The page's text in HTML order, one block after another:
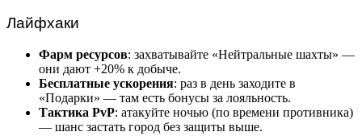
Лайфхаки
Фарм ресурсов: захватывайте «Нейтральные шахты» —
они дают +20% к добыче.
Бесплатные ускорения: раз в день заходите в
«Подарки» — там есть бонусы за лояльность.
Тактика PvP: атакуйте ночью (по времени противника)
— шанс застать город без защиты выше.